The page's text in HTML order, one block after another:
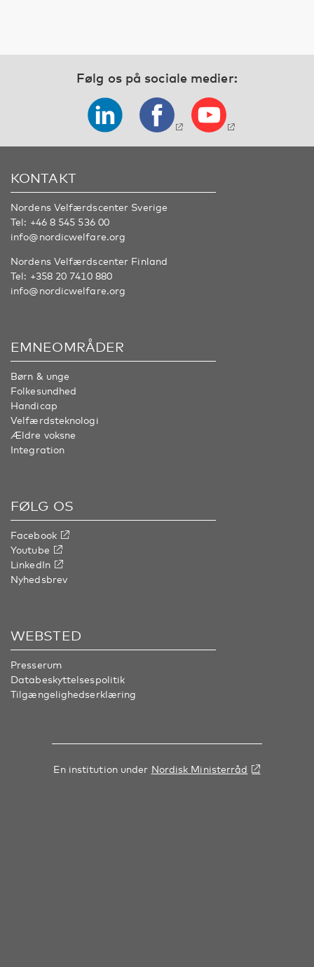
Følg os på sociale medier:
KONTAKT
Nordens Velfærdscenter Sverige
Tel: +46 8 545 536 00
info@nordicwelfare.org
Nordens Velfærdscenter Finland
Tel: +358 20 7410 880
info@nordicwelfare.org
EMNEOMRÅDER
Børn & unge
Folkesundhed
Handicap
Velfærdsteknologi
Ældre voksne
Integration
FØLG OS
Facebook
Youtube
LinkedIn
Nyhedsbrev
WEBSTED
Presserum
Databeskyttelsespolitik
Tilgængelighedserklæring
En institution under Nordisk Ministerråd